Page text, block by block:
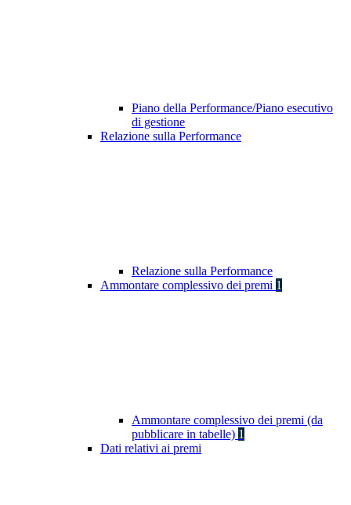
Piano della Performance/Piano esecutivo
di gestione
Relazione sulla Performance
Relazione sulla Performance
Ammontare complessivo dei premi 1
Ammontare complessivo dei premi (da
pubblicare in tabelle) 1
Dati relativi ai premi